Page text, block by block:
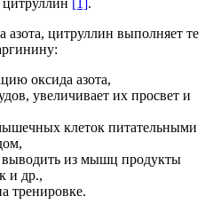
азота, цитруллин выполняет те
оксида азота,
увеличивает их просвет и
клеток питательными
выводить из мышц продукты
и др.,
тренировке.